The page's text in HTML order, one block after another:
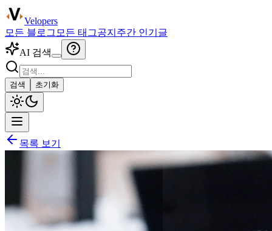
Velopers
모든 블로그 모든 태그공지 주간 인기글
AI 검색
검색 초기화
목록 보기